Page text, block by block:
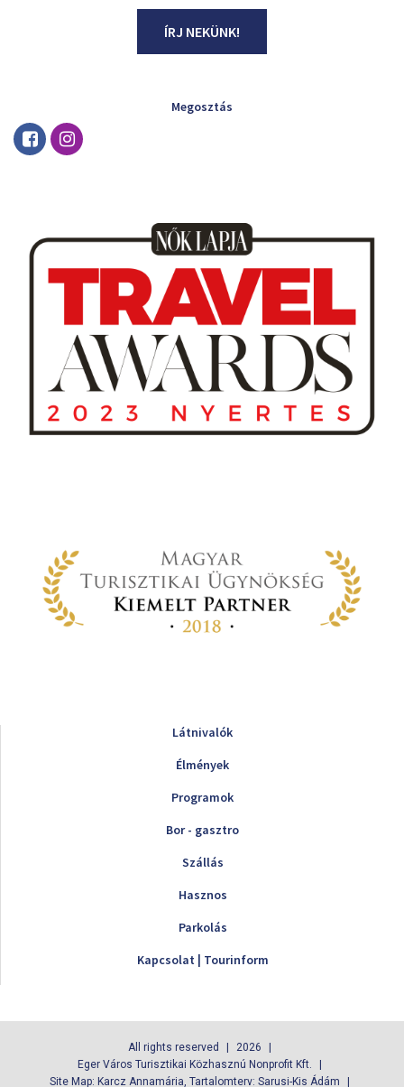
ÍRJ NEKÜNK!
Megosztás
Látnivalók
Élmények
Programok
Bor - gasztro
Szállás
Hasznos
Parkolás
Kapcsolat | Tourinform
All rights reserved
2026
Eger Város Turisztikai Közhasznú Nonprofit Kft.
Site Map: Karcz Annamária, Tartalomterv: Sarusi-Kis Ádám